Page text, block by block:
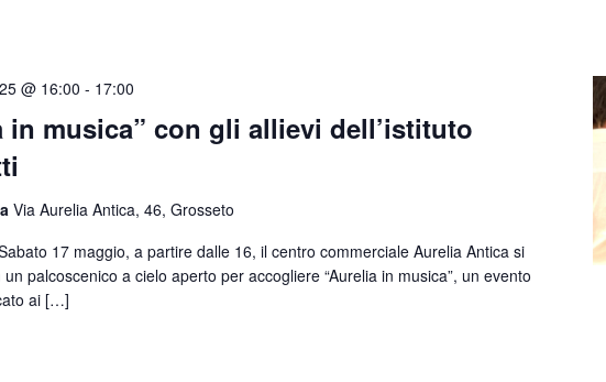
in musica” con gli allievi dell’istituto
@ 16:00 - 17:00
Via Aurelia Antica, 46, Grosseto
17 maggio, a partire dalle 16, il centro commerciale Aurelia Antica si
palcoscenico a cielo aperto per accogliere “Aurelia in musica”, un evento
ai […]